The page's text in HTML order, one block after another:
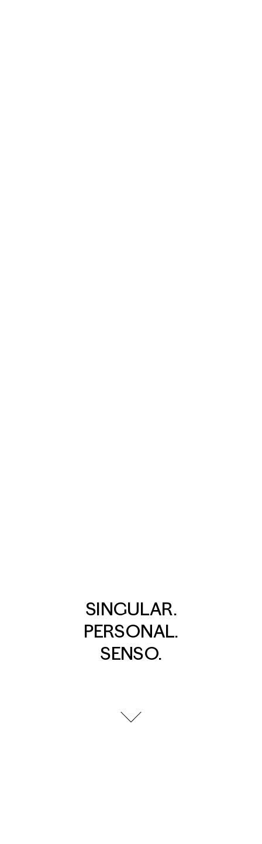
SINGULAR.
PERSONAL.
SENSO.
go to next section